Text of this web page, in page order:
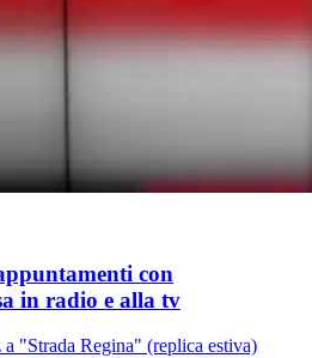
con
in radio e alla tv
"Strada Regina" (replica estiva)